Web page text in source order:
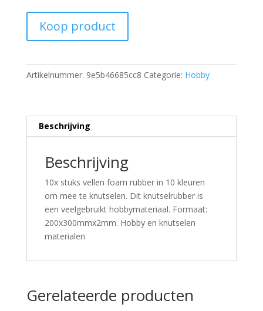
Koop product
Artikelnummer: 9e5b46685cc8 Categorie: Hobby
Beschrijving
Beschrijving
10x stuks vellen foam rubber in 10 kleuren
om mee te knutselen. Dit knutselrubber is
een veelgebruikt hobbymateriaal. Formaat:
200x300mmx2mm. Hobby en knutselen
materialen
Gerelateerde producten